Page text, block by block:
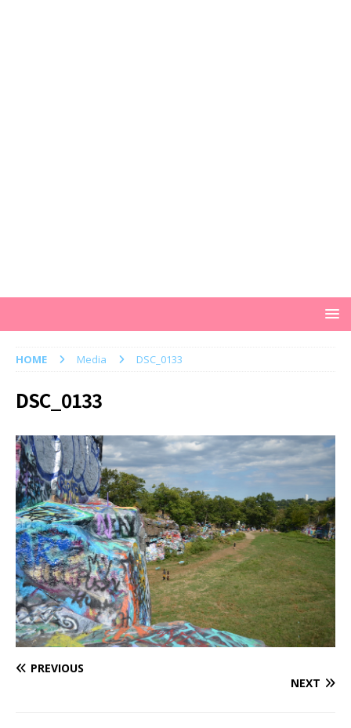
HOME Media DSC_0133
DSC_0133
PREVIOUS
NEXT